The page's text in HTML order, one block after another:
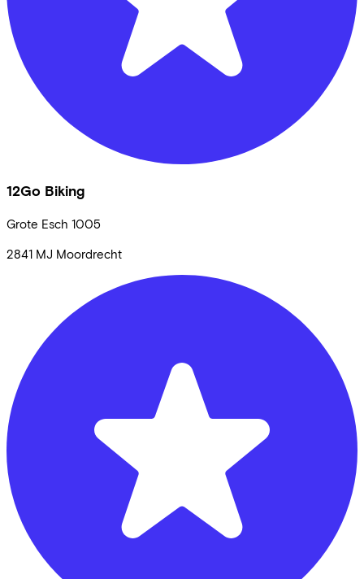
12Go Biking
Grote Esch 1005
2841 MJ Moordrecht